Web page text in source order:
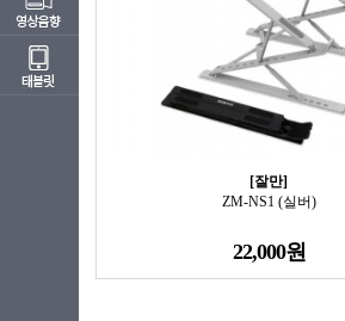
[잘만]
ZM-NS1 (실버)
22,000원